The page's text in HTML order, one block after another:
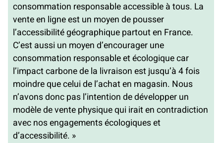
consommation responsable accessible à tous. La
vente en ligne est un moyen de pousser
l’accessibilité géographique partout en France.
C’est aussi un moyen d’encourager une
consommation responsable et écologique car
l’impact carbone de la livraison est jusqu’à 4 fois
moindre que celui de l’achat en magasin. Nous
n’avons donc pas l’intention de développer un
modèle de vente physique qui irait en contradiction
avec nos engagements écologiques et
d’accessibilité. »